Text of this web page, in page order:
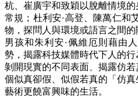
杭、崔廣宇和致穎以脫離情境
常規；杜利安·高登、陳萬仁和
物，探問人與環境或語言之間
男孩和朱利安·佩維厄則藉由
勢，揭露科技媒體時代下人的
剝開現實的不同表面、揭露仿
個似真卻假、似假若真的「仿
藝術更饒富興味的生活。